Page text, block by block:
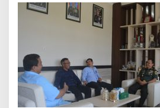
h
i
i
P
P
L
P